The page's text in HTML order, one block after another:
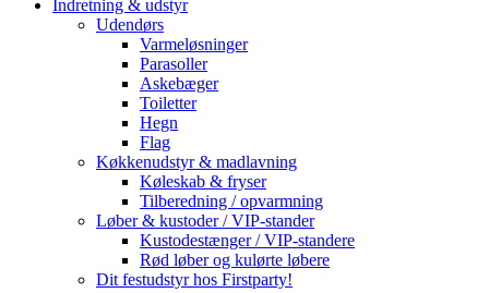
Indretning & udstyr
Udendørs
Varmeløsninger
Parasoller
Askebæger
Toiletter
Hegn
Flag
Køkkenudstyr & madlavning
Køleskab & fryser
Tilberedning / opvarmning
Løber & kustoder / VIP-stander
Kustodestænger / VIP-standere
Rød løber og kulørte løbere
Dit festudstyr hos Firstparty!